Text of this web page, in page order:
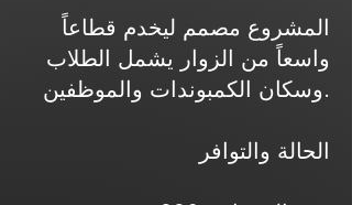
المشروع مصمم ليخدم قطاعاً
واسعاً من الزوار يشمل الطلاب
وسكان الكمبوندات والموظفين.
الحالة والتوافر